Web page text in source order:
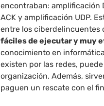
encontraban: amplificación
ACK y amplificación UDP.
entre los ciberdelincuentes
fáciles de ejecutar y muy
conocimiento en
existen por las redes,
organización. Además,
paguen un rescate con el